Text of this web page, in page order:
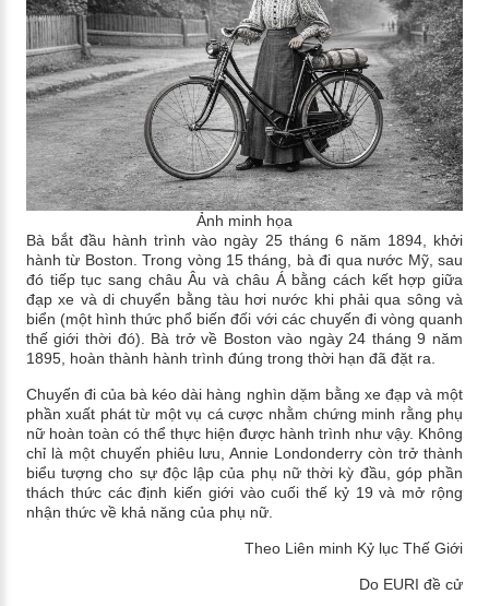
Ảnh minh họa
Bà bắt đầu hành trình vào ngày 25 tháng 6 năm 1894, khởi
hành từ Boston. Trong vòng 15 tháng, bà đi qua nước Mỹ, sau
đó tiếp tục sang châu Âu và châu Á bằng cách kết hợp giữa
đạp xe và di chuyển bằng tàu hơi nước khi phải qua sông và
biển (một hình thức phổ biến đối với các chuyến đi vòng quanh
thế giới thời đó). Bà trở về Boston vào ngày 24 tháng 9 năm
1895, hoàn thành hành trình đúng trong thời hạn đã đặt ra.
Chuyến đi của bà kéo dài hàng nghìn dặm bằng xe đạp và một
phần xuất phát từ một vụ cá cược nhằm chứng minh rằng phụ
nữ hoàn toàn có thể thực hiện được hành trình như vậy. Không
chỉ là một chuyến phiêu lưu, Annie Londonderry còn trở thành
biểu tượng cho sự độc lập của phụ nữ thời kỳ đầu, góp phần
thách thức các định kiến giới vào cuối thế kỷ 19 và mở rộng
nhận thức về khả năng của phụ nữ.
Theo Liên minh Kỷ lục Thế Giới
Do EURI đề cử